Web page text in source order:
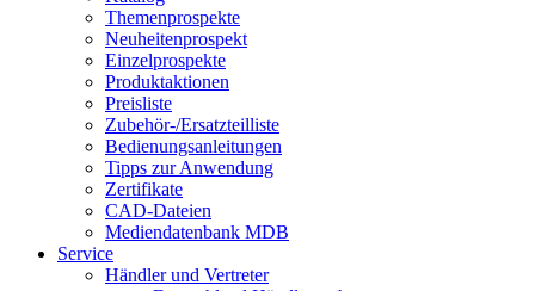
Themenprospekte
Neuheitenprospekt
Einzelprospekte
Produktaktionen
Preisliste
Zubehör-/Ersatzteilliste
Bedienungsanleitungen
Tipps zur Anwendung
Zertifikate
CAD-Dateien
Mediendatenbank MDB
Service
Händler und Vertreter